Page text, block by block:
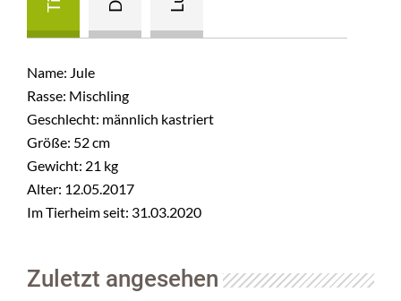
Name: Jule
Rasse: Mischling
Geschlecht: männlich kastriert
Größe: 52 cm
Gewicht: 21 kg
Alter: 12.05.2017
Im Tierheim seit: 31.03.2020
Zuletzt angesehen